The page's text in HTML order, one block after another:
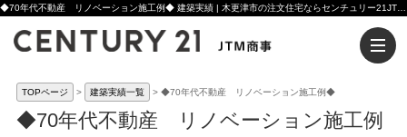
TOPページ 建築実績一覧 ◆70年代不動産 リノベーション施工例◆
◆70年代不動産 リノベーション施工例